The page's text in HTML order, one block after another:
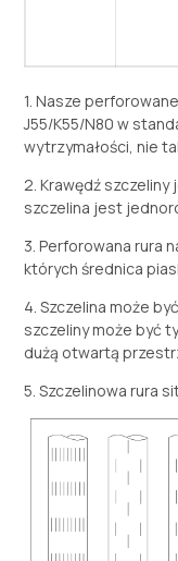
1. Nasze
J55/K55/N80 w
wytrzymałości, nie
2. Krawędź
szczelina jest
3. Perforowana rura
których średnica
4. Szczelina może
szczeliny może być
dużą otwartą
5. Szczelinowa rura